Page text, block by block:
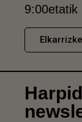
9:00etatik